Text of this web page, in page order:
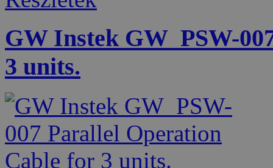
GW Instek GW_PSW-
3 units.